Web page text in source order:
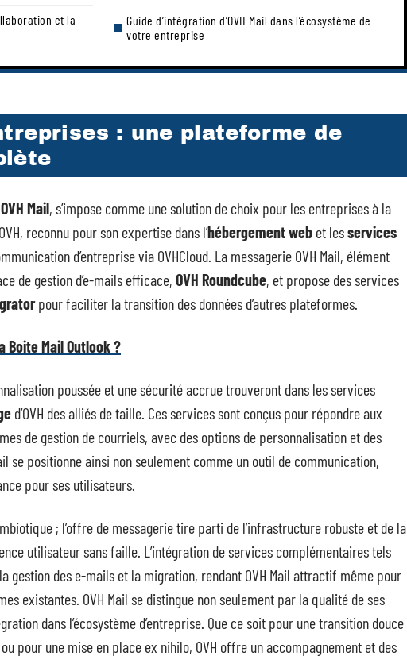
et la
Guide d’intégration d’OVH Mail dans l’écosystème de
votre entreprise
: une plateforme de
OVH Mail, s’impose comme une solution de choix pour les entreprises à la
reconnu pour son expertise dans l’hébergement web et lesservices
d’entreprise via OVHCloud. La messagerie OVH Mail, élément
de gestion d’e-mails efficace, OVH Roundcube, et propose des services
pour faciliter la transition des données d’autres plateformes.
Boite Mail Outlook ?
poussée et une sécurité accrue trouveront dans les services
d’OVH des alliés de taille. Ces services sont conçus pour répondre aux
de gestion de courriels, avec des options de personnalisation et des
se positionne ainsi non seulement comme un outil de communication,
pour ses utilisateurs.
; l’offre de messagerie tire parti de l’infrastructure robuste et de la
utilisateur sans faille. L’intégration de services complémentaires tels
gestion des e-mails et la migration, rendant OVH Mail attractif même pour
existantes. OVH Mail se distingue non seulement par la qualité de ses
dans l’écosystème d’entreprise. Que ce soit pour une transition douce
pour une mise en place ex nihilo, OVH offre un accompagnement et des